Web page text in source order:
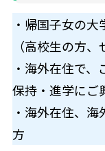
・帰国子女の
（高校生の方
・海外在住で
保持・進学にご
・海外在住、
方